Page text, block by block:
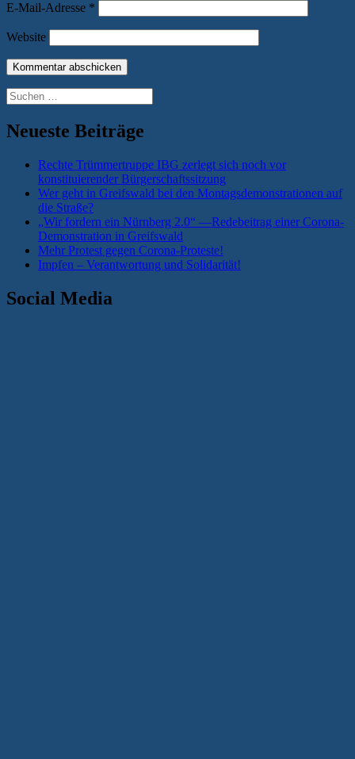
E-Mail-Adresse *
Website
Suchen
nach:
Neueste Beiträge
Rechte Trümmertruppe IBG zerlegt sich noch vor
konstituierender Bürgerschaftssitzung
Wer geht in Greifswald bei den Montagsdemonstrationen auf
die Straße?
„Wir fordern ein Nürnberg 2.0“ —Redebeitrag einer Corona-
Demonstration in Greifswald
Mehr Protest gegen Corona-Proteste!
Impfen – Verantwortung und Solidarität!
Social Media